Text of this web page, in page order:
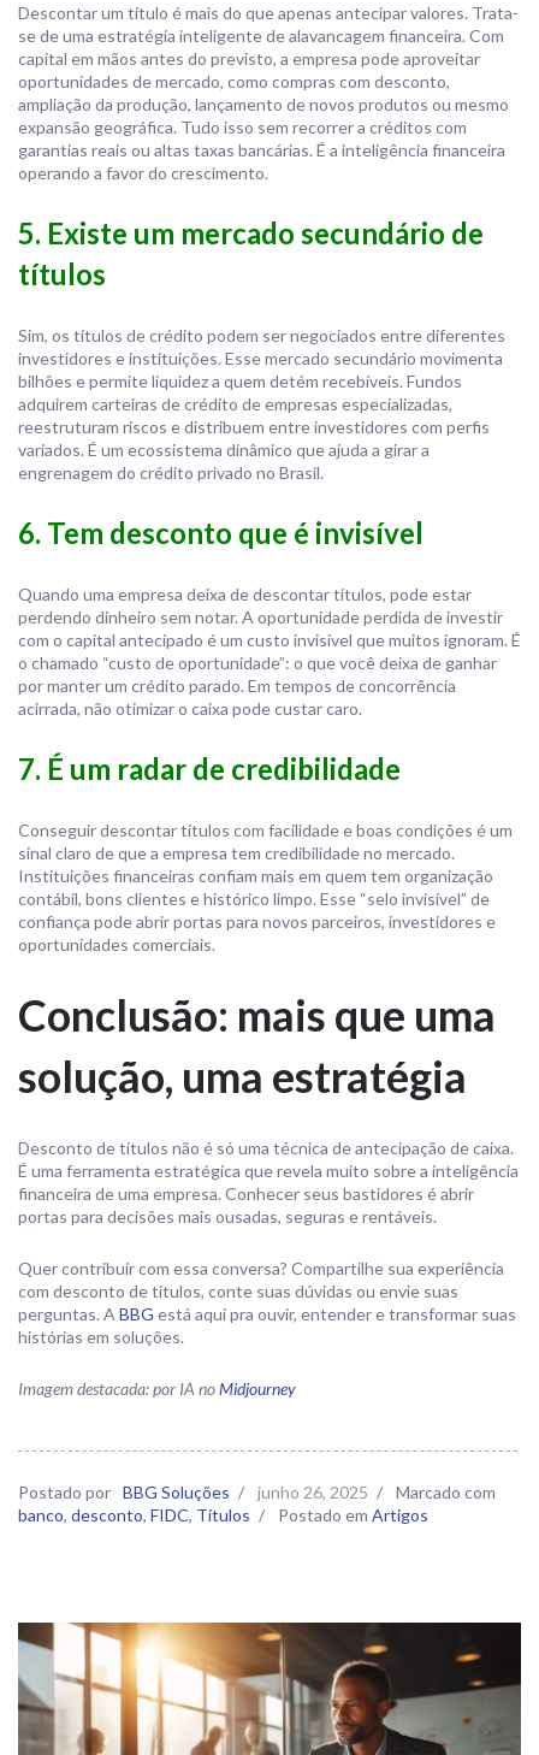
Descontar um título é mais do que apenas antecipar valores. Trata-
se de uma estratégia inteligente de alavancagem financeira. Com
capital em mãos antes do previsto, a empresa pode aproveitar
oportunidades de mercado, como compras com desconto,
ampliação da produção, lançamento de novos produtos ou mesmo
expansão geográfica. Tudo isso sem recorrer a créditos com
garantias reais ou altas taxas bancárias. É a inteligência financeira
operando a favor do crescimento.
5. Existe um mercado secundário de
títulos
Sim, os títulos de crédito podem ser negociados entre diferentes
investidores e instituições. Esse mercado secundário movimenta
bilhões e permite liquidez a quem detém recebíveis. Fundos
adquirem carteiras de crédito de empresas especializadas,
reestruturam riscos e distribuem entre investidores com perfis
variados. É um ecossistema dinâmico que ajuda a girar a
engrenagem do crédito privado no Brasil.
6. Tem desconto que é invisível
Quando uma empresa deixa de descontar títulos, pode estar
perdendo dinheiro sem notar. A oportunidade perdida de investir
com o capital antecipado é um custo invisível que muitos ignoram. É
o chamado “custo de oportunidade”: o que você deixa de ganhar
por manter um crédito parado. Em tempos de concorrência
acirrada, não otimizar o caixa pode custar caro.
7. É um radar de credibilidade
Conseguir descontar títulos com facilidade e boas condições é um
sinal claro de que a empresa tem credibilidade no mercado.
Instituições financeiras confiam mais em quem tem organização
contábil, bons clientes e histórico limpo. Esse “selo invisível” de
confiança pode abrir portas para novos parceiros, investidores e
oportunidades comerciais.
Conclusão: mais que uma
solução, uma estratégia
Desconto de títulos não é só uma técnica de antecipação de caixa.
É uma ferramenta estratégica que revela muito sobre a inteligência
financeira de uma empresa. Conhecer seus bastidores é abrir
portas para decisões mais ousadas, seguras e rentáveis.
Quer contribuir com essa conversa? Compartilhe sua experiência
com desconto de títulos, conte suas dúvidas ou envie suas
perguntas. A BBG está aqui pra ouvir, entender e transformar suas
histórias em soluções.
Imagem destacada: por IA noMidjourney
Postado por BBG Soluções / junho 26, 2025 /
Marcado com
banco, desconto, FIDC, Títulos / Postado em Artigos